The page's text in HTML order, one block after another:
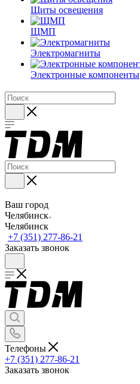
Щиты освещения
ЩМП
Электромагниты
Электронные компоненты
Ваш город
Челябинск
Челябинск
+7 (351) 277-86-21
Заказать звонок
Телефоны
+7 (351) 277-86-21
Заказать звонок